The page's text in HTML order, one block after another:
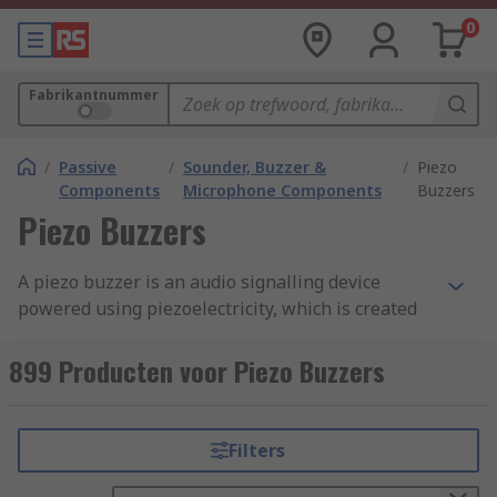
0
Fabrikantnummer
/ Passive
Components
/ Sounder, Buzzer &
Microphone Components
/ Piezo
Buzzers
Piezo Buzzers
A piezo buzzer is an audio signalling device
powered using piezoelectricity, which is created
charge when placed under mechanical stress.
Piezo buzzers were invented by Japanese
How do piezo buzzers work?
899 Producten voor Piezo Buzzers
Filters